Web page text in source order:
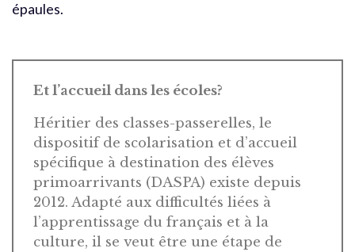
épaules.
Et l’accueil dans les écoles?
Héritier des classes-passerelles, le
dispositif de scolarisation et d’accueil
spécifique à destination des élèves
primoarrivants (DASPA) existe depuis
2012. Adapté aux difficultés liées à
l’apprentissage du français et à la
culture, il se veut être une étape de